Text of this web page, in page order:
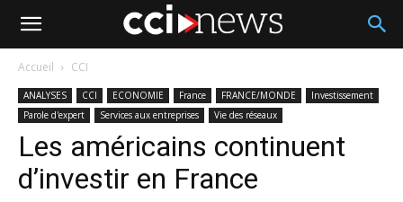
Accueil CCI
ANALYSES CCI ECONOMIE France FRANCE/MONDE
Investissement
Parole d'expert
Services aux entreprises Vie des réseaux
Les américains continuent
d’investir en France